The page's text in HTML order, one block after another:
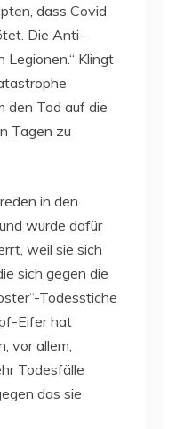
dass Covid
Die Anti-
Klingt
den Tod auf die
Tagen zu
in den
wurde dafür
weil sie sich
sich gegen die
Todesstiche
Eifer hat
vor allem,
Todesfälle
das sie